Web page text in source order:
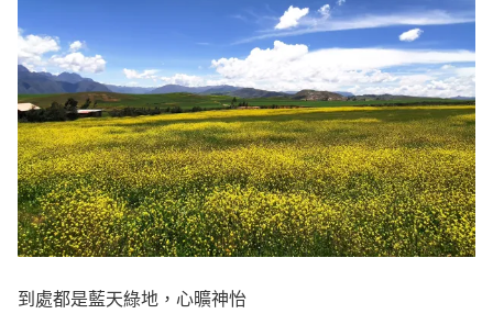
到處都是藍天綠地，心曠神怡